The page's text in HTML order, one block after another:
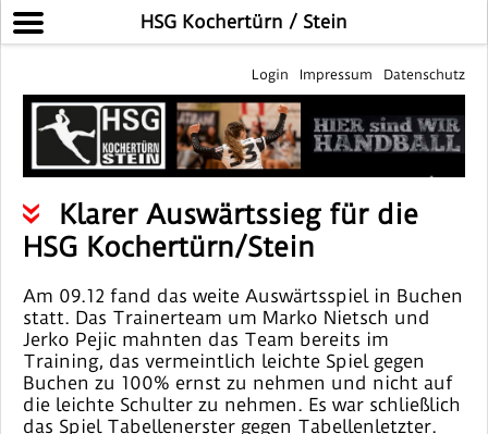
HSG Kochertürn / Stein
Login Impressum Datenschutz
Klarer Auswärtssieg für die
HSG Kochertürn/Stein
Am 09.12 fand das weite Auswärtsspiel in Buchen
statt. Das Trainerteam um Marko Nietsch und
Jerko Pejic mahnten das Team bereits im
Training, das vermeintlich leichte Spiel gegen
Buchen zu 100% ernst zu nehmen und nicht auf
die leichte Schulter zu nehmen. Es war schließlich
das Spiel Tabellenerster gegen Tabellenletzter.